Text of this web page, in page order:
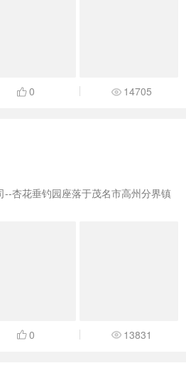
0 14705
--杏花垂钓园座落于茂名市高州分界镇
0 13831